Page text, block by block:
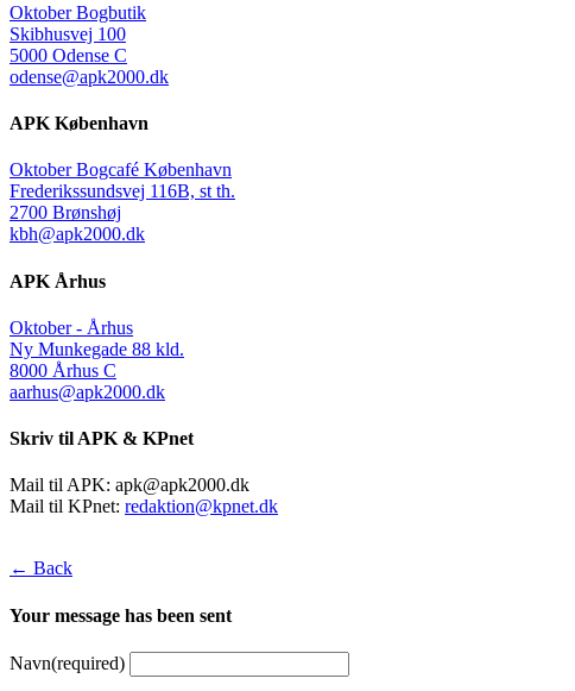
Oktober Bogbutik
Skibhusvej 100
5000 Odense C
odense@apk2000.dk
APK København
Oktober Bogcafé København
Frederikssundsvej 116B, st th.
2700 Brønshøj
kbh@apk2000.dk
APK Århus
Oktober - Århus
Ny Munkegade 88 kld.
8000 Århus C
aarhus@apk2000.dk
Skriv til APK & KPnet
Mail til APK: apk@apk2000.dk
Mail til KPnet: redaktion@kpnet.dk
← Back
Your message has been sent
Navn(required)